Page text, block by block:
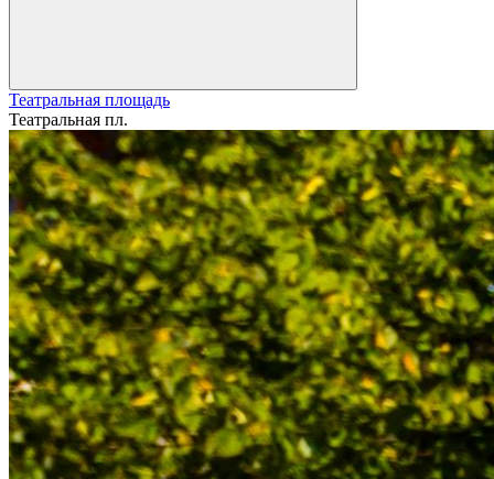
Театральная площадь
Театральная пл.